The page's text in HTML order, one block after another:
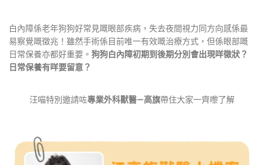
白內障係老年狗狗好常見嘅眼部疾病，失去夜間視力同方向感係最
易察覺嘅徵兆！雖然手術係目前唯一有效嘅治療方式，但係眼部嘅
日常保養亦都好重要。 狗狗白內障初期到後期分別會出現咩徵狀？
日常保養有咩要留意？
汪喵特別邀請咗專業外科獸醫—高旗帶住大家一齊嚟了解